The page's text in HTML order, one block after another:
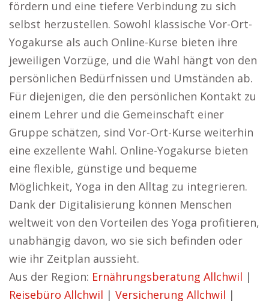
fördern und eine tiefere Verbindung zu sich
selbst herzustellen. Sowohl klassische Vor-Ort-
Yogakurse als auch Online-Kurse bieten ihre
jeweiligen Vorzüge, und die Wahl hängt von den
persönlichen Bedürfnissen und Umständen ab.
Für diejenigen, die den persönlichen Kontakt zu
einem Lehrer und die Gemeinschaft einer
Gruppe schätzen, sind Vor-Ort-Kurse weiterhin
eine exzellente Wahl. Online-Yogakurse bieten
eine flexible, günstige und bequeme
Möglichkeit, Yoga in den Alltag zu integrieren.
Dank der Digitalisierung können Menschen
weltweit von den Vorteilen des Yoga profitieren,
unabhängig davon, wo sie sich befinden oder
wie ihr Zeitplan aussieht.
Aus der Region: Ernährungsberatung Allchwil |
Reisebüro Allchwil | Versicherung Allchwil |